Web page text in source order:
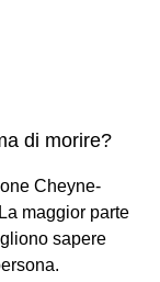
di morire?
Cheyne-
maggior parte
sapere